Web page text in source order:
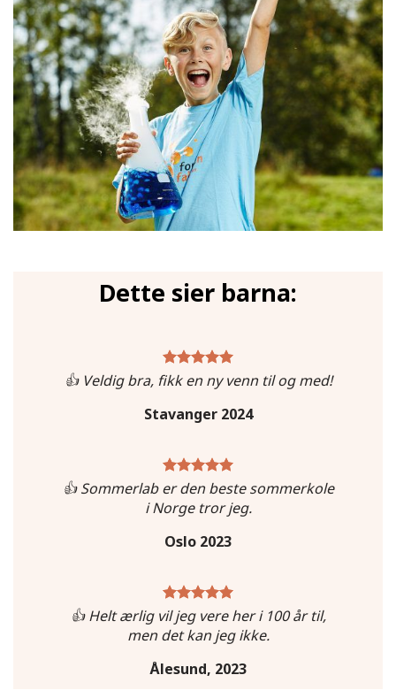
Dette sier barna:
👍 Veldig bra, fikk en ny venn til og med!
Stavanger 2024
👍 Sommerlab er den beste sommerkole
i Norge tror jeg.
Oslo 2023
👍 Helt ærlig vil jeg vere her i 100 år til,
men det kan jeg ikke.
Ålesund, 2023